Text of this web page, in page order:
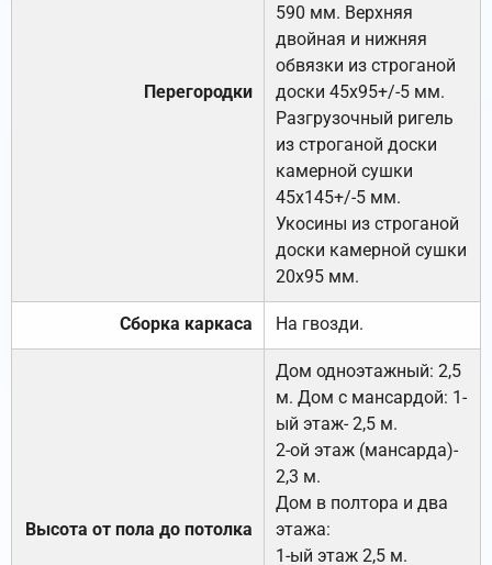
Перегородки
590 мм. Верхняя
двойная и нижняя
обвязки из строганой
доски 45х95+/-5 мм.
Разгрузочный ригель
из строганой доски
камерной сушки
45х145+/-5 мм.
Укосины из строганой
доски камерной сушки
20х95 мм.
Сборка каркаса На гвозди.
Высота от пола до потолка
Дом одноэтажный: 2,5
м. Дом с мансардой: 1-
ый этаж- 2,5 м.
2-ой этаж (мансарда)-
2,3 м.
Дом в полтора и два
этажа:
1-ый этаж 2,5 м.